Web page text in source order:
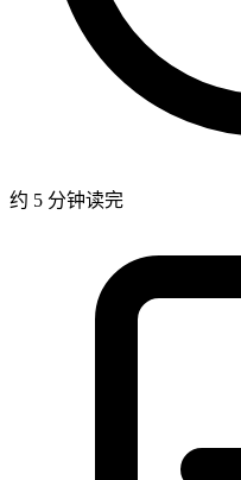
约 5 分钟读完